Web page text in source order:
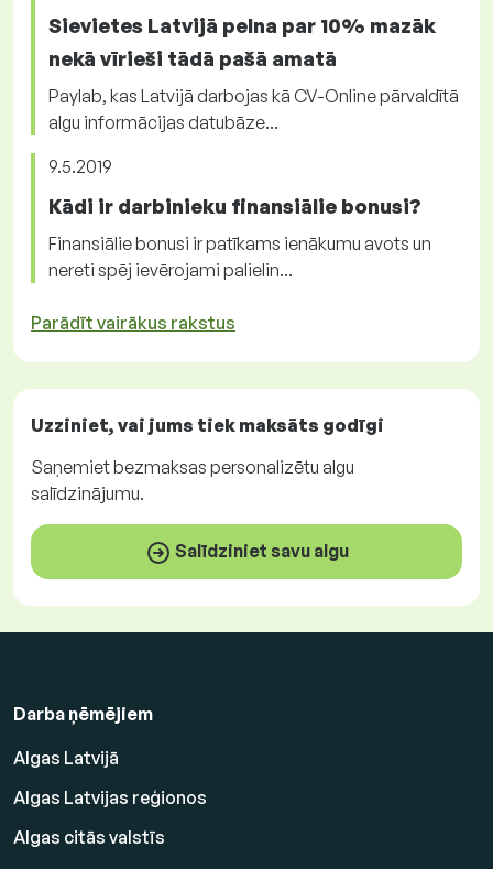
Sievietes Latvijā pelna par 10% mazāk
nekā vīrieši tādā pašā amatā
Paylab, kas Latvijā darbojas kā CV-Online pārvaldītā
algu informācijas datubāze...
9.5.2019
Kādi ir darbinieku finansiālie bonusi?
Finansiālie bonusi ir patīkams ienākumu avots un
nereti spēj ievērojami palielin...
Parādīt vairākus rakstus
Uzziniet, vai jums tiek maksāts godīgi
Saņemietbezmaksas personalizētu algu
salīdzinājumu.
Salīdziniet savu algu
Darba ņēmējiem
Algas Latvijā
Algas Latvijas reģionos
Algas citās valstīs